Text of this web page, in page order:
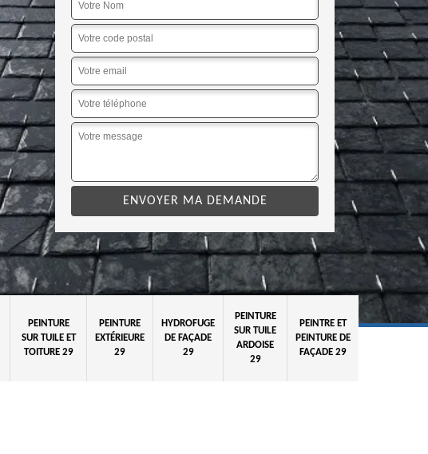
PEINTURE
SUR TUILE ET
TOITURE 29
PEINTURE
EXTÉRIEURE
29
HYDROFUGE
DE FAÇADE
29
PEINTURE
SUR TUILE
ARDOISE
29
PEINTRE ET
PEINTURE DE
FAÇADE 29